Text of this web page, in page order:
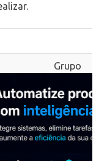
Grupo